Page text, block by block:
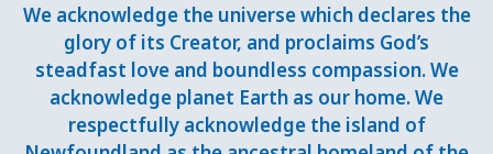
We acknowledge the universe which declares the
glory of its Creator, and proclaims God’s
steadfast love and boundless compassion. We
acknowledge planet Earth as our home. We
respectfully acknowledge the island of